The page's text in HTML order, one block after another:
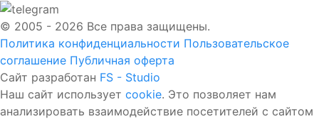
© 2005 - 2026 Все права защищены.
Политика конфиденциальности Пользовательское
соглашение Публичная оферта
Сайт разработан FS - Studio
Наш сайт использует cookie. Это позволяет нам
анализировать взаимодействие посетителей с сайтом